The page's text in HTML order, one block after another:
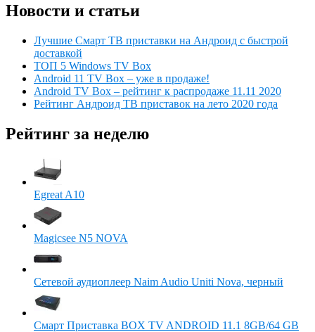
Новости и статьи
Лучшие Смарт ТВ приставки на Андроид с быстрой
доставкой
ТОП 5 Windows TV Box
Android 11 TV Box – уже в продаже!
Android TV Box – рейтинг к распродаже 11.11 2020
Рейтинг Андроид ТВ приставок на лето 2020 года
Рейтинг за неделю
Egreat A10
Magicsee N5 NOVA
Сетевой аудиоплеер Naim Audio Uniti Nova, черный
Смарт Приставка BOX TV ANDROID 11.1 8GB/64 GB